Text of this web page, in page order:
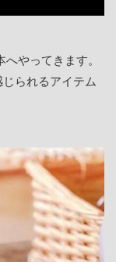
やってきます。
られるアイテム